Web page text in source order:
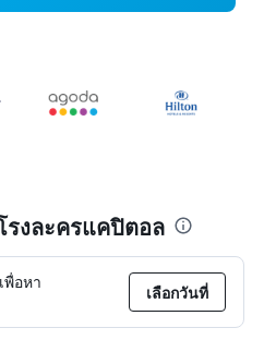
รงละครแคปิตอล
อหา
เลือกวันที่